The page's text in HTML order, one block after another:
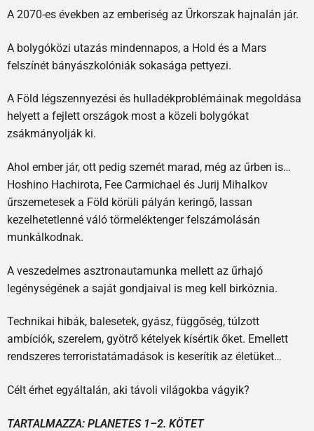
A 2070-es években az emberiség az Űrkorszak hajnalán jár.
A bolygóközi utazás mindennapos, a Hold és a Mars
felszínét bányászkolóniák sokasága pettyezi.
A Föld légszennyezési és hulladékproblémáinak megoldása
helyett a fejlett országok most a közeli bolygókat
zsákmányolják ki.
Ahol ember jár, ott pedig szemét marad, még az űrben is…
Hoshino Hachirota, Fee Carmichael és Jurij Mihalkov
űrszemetesek a Föld körüli pályán keringő, lassan
kezelhetetlenné váló törmeléktenger felszámolásán
munkálkodnak.
A veszedelmes asztronautamunka mellett az űrhajó
legénységének a saját gondjaival is meg kell birkóznia.
Technikai hibák, balesetek, gyász, függőség, túlzott
ambíciók, szerelem, gyötrő kételyek kísértik őket. Emellett
rendszeres terroristatámadások is keserítik az életüket…
Célt érhet egyáltalán, aki távoli világokba vágyik?
TARTALMAZZA: PLANETES 1–2. KÖTET